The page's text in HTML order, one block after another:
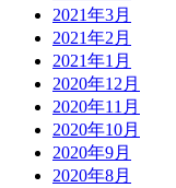
2021年3月
2021年2月
2021年1月
2020年12月
2020年11月
2020年10月
2020年9月
2020年8月